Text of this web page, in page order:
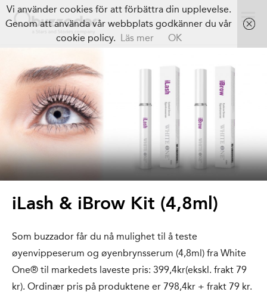
iLash & iBrow Kit (4,8ml)
Som buzzador får du nå mulighet til å teste
øyenvippeserum og øyenbrynsserum (4,8ml) fra White
One® til markedets laveste pris: 399,4kr(ekskl. frakt 79
kr). Ordinær pris på produktene er 798,4kr + frakt 79 kr.
Vi använder cookies för att förbättra din upplevelse.
Genom att använda vår webbplats godkänner du vår
cookie policy. Läs mer OK